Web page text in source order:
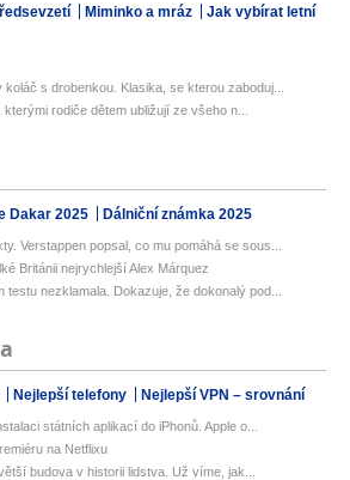
Miminko a mráz
Jak vybírat letní
s drobenkou. Klasika, se kterou zaboduj...
rodiče dětem ubližují ze všeho n...
Dakar 2025 Dálniční známka 2025
Verstappen popsal, co mu pomáhá se sous...
Británii nejrychlejší Alex Márquez
testu nezklamala. Dokazuje, že dokonalý pod...
Nejlepší telefony Nejlepší VPN – srovnání
státních aplikací do iPhonů. Apple o...
na Netflixu
budova v historii lidstva. Už víme, jak...